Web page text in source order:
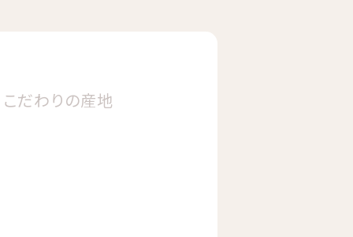
こだわりの産地